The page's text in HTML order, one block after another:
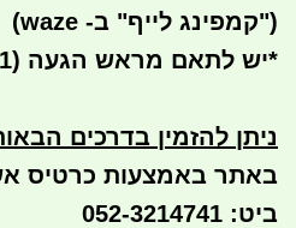
("קמפינג לייף" ב- waze)
*יש לתאם מראש הגעה
ניתן להזמין בדרכים
באתר באמצעות כרטיס
ביט: 052-3214741